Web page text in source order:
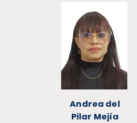
Andrea del
Pilar Mejía